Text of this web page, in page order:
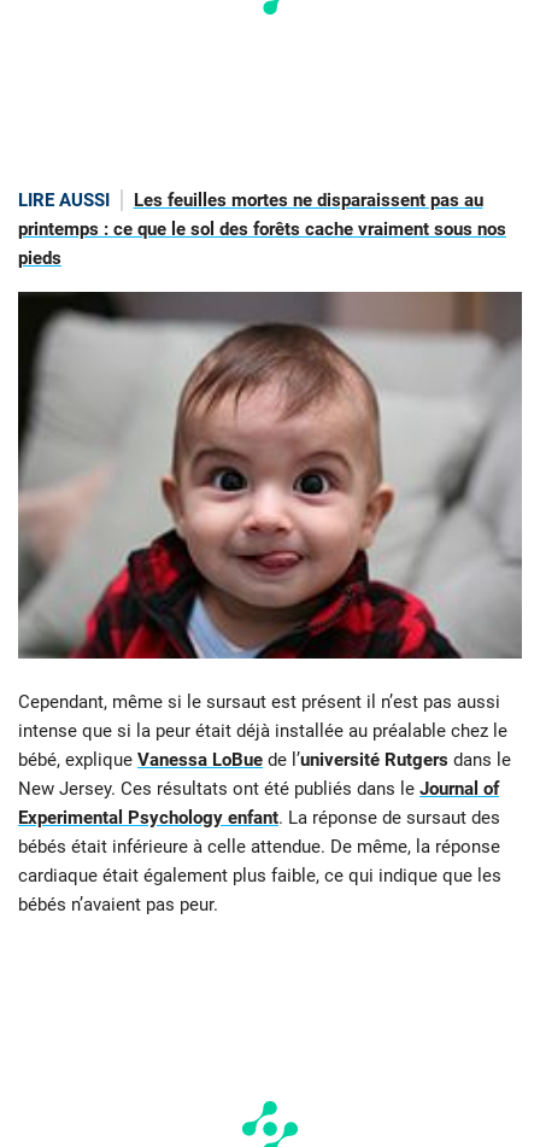
LIRE AUSSI
Les feuilles mortes ne disparaissent pas au
printemps : ce que le sol des forêts cache vraiment sous nos
pieds
Cependant, même si le sursaut est présent il n’est pas aussi
intense que si la peur était déjà installée au préalable chez le
bébé, explique Vanessa LoBue de l’université Rutgers dans le
New Jersey. Ces résultats ont été publiés dans le Journal of
Experimental Psychology enfant. La réponse de sursaut des
bébés était inférieure à celle attendue. De même, la réponse
cardiaque était également plus faible, ce qui indique que les
bébés n’avaient pas peur.